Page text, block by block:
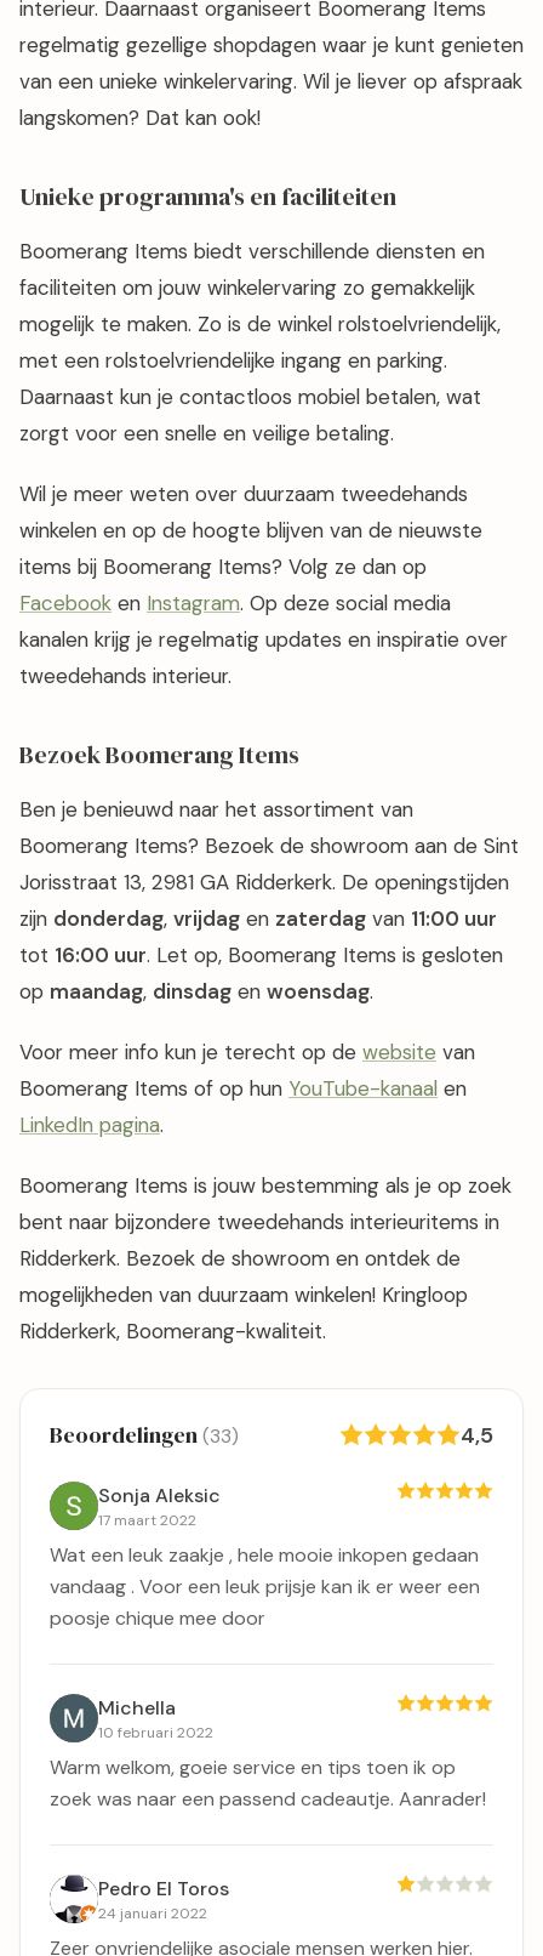
interieur. Daarnaast organiseert Boomerang Items
regelmatig gezellige shopdagen waar je kunt genieten
van een unieke winkelervaring. Wil je liever op afspraak
langskomen? Dat kan ook!
Unieke programma's en faciliteiten
Boomerang Items biedt verschillende diensten en
faciliteiten om jouw winkelervaring zo gemakkelijk
mogelijk te maken. Zo is de winkel rolstoelvriendelijk,
met een rolstoelvriendelijke ingang en parking.
Daarnaast kun je contactloos mobiel betalen, wat
zorgt voor een snelle en veilige betaling.
Wil je meer weten over duurzaam tweedehands
winkelen en op de hoogte blijven van de nieuwste
items bij Boomerang Items? Volg ze dan op
Facebook en Instagram. Op deze social media
kanalen krijg je regelmatig updates en inspiratie over
tweedehands interieur.
Bezoek Boomerang Items
Ben je benieuwd naar het assortiment van
Boomerang Items? Bezoek de showroom aan de Sint
Jorisstraat 13, 2981 GA Ridderkerk. De openingstijden
zijn donderdag, vrijdag en zaterdag van 11:00 uur
tot 16:00 uur. Let op, Boomerang Items is gesloten
op maandag, dinsdag en woensdag.
Voor meer info kun je terecht op de website van
Boomerang Items of op hun YouTube-kanaal en
LinkedIn pagina.
Boomerang Items is jouw bestemming als je op zoek
bent naar bijzondere tweedehands interieuritems in
Ridderkerk. Bezoek de showroom en ontdek de
mogelijkheden van duurzaam winkelen! Kringloop
Ridderkerk, Boomerang-kwaliteit.
Beoordelingen(33) 4,5
Sonja Aleksic
17 maart 2022
Wat een leuk zaakje , hele mooie inkopen gedaan
vandaag . Voor een leuk prijsje kan ik er weer een
poosje chique mee door
Michella
10 februari 2022
Warm welkom, goeie service en tips toen ik op
zoek was naar een passend cadeautje. Aanrader!
Pedro El Toros
24 januari 2022
Zeer onvriendelijke asociale mensen werken hier.